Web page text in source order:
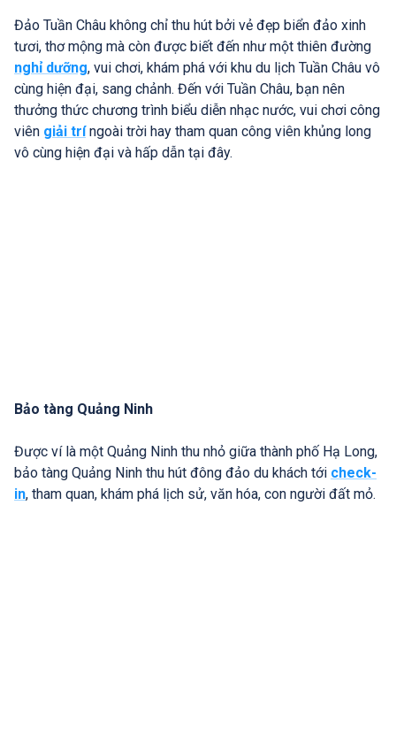
Đảo Tuần Châu không chỉ thu hút bởi vẻ đẹp biển đảo xinh
tươi, thơ mộng mà còn được biết đến như một thiên đường
nghỉ dưỡng, vui chơi, khám phá với khu du lịch Tuần Châu vô
cùng hiện đại, sang chảnh. Đến với Tuần Châu, bạn nên
thưởng thức chương trình biểu diễn nhạc nước, vui chơi công
viên giải tríngoài trời hay tham quan công viên khủng long
vô cùng hiện đại và hấp dẫn tại đây.
Bảo tàng Quảng Ninh
Được ví là một Quảng Ninh thu nhỏ giữa thành phố Hạ Long,
bảo tàng Quảng Ninh thu hút đông đảo du khách tới check-
in, tham quan, khám phá lịch sử, văn hóa, con người đất mỏ.